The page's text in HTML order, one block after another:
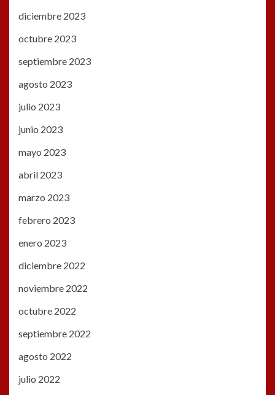
diciembre 2023
octubre 2023
septiembre 2023
agosto 2023
julio 2023
junio 2023
mayo 2023
abril 2023
marzo 2023
febrero 2023
enero 2023
diciembre 2022
noviembre 2022
octubre 2022
septiembre 2022
agosto 2022
julio 2022